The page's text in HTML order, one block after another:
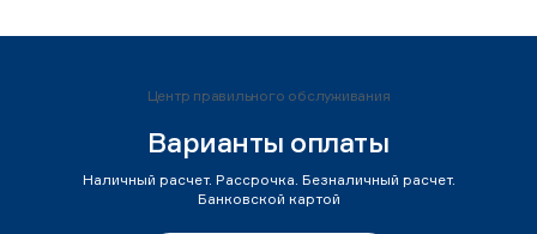
Центр правильного обслуживания
Варианты оплаты
Наличный расчет. Рассрочка. Безналичный расчет.
Банковской картой